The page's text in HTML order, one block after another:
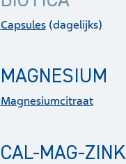
Capsules(dagelijks)
MAGNESIUM
Magnesiumcitraat
CAL-MAG-ZINK